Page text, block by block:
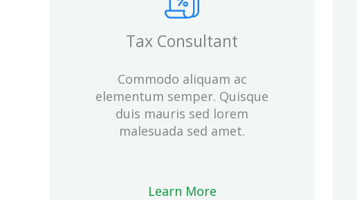
Tax Consultant
Commodo aliquam ac
elementum semper. Quisque
duis mauris sed lorem
malesuada sed amet.
Learn More